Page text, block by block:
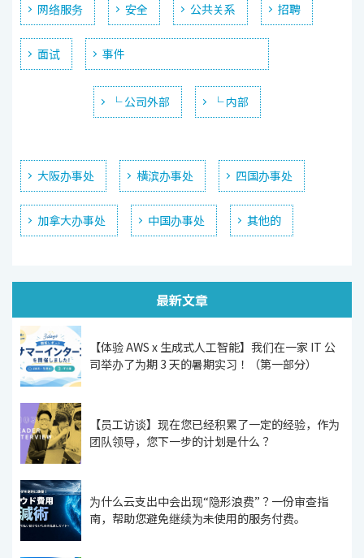
网络服务 安全 公共关系 招聘
面试 事件
└ 公司外部 └ 内部
大阪办事处 横滨办事处 四国办事处
加拿大办事处 中国办事处 其他的
最新文章
【体验 AWS x 生成式人工智能】我们在一家 IT 公
司举办了为期 3 天的暑期实习！（第一部分）
【员工访谈】现在您已经积累了一定的经验，作为
团队领导，您下一步的计划是什么？
为什么云支出中会出现“隐形浪费”？一份审查指
南，帮助您避免继续为未使用的服务付费。